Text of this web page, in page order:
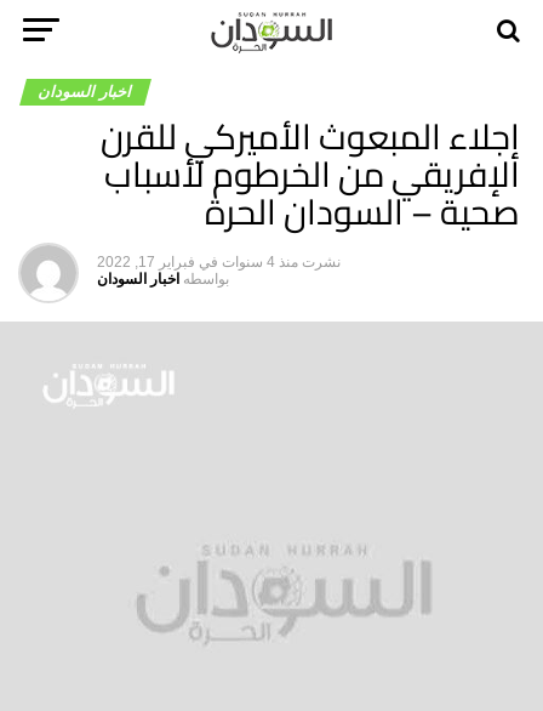
اخبار السودان
إجلاء المبعوث الأميركي للقرن
الإفريقي من الخرطوم لأسباب
صحية – السودان الحرة
نشرت منذ 4 سنوات في فبراير 17, 2022
بواسطه اخبار السودان